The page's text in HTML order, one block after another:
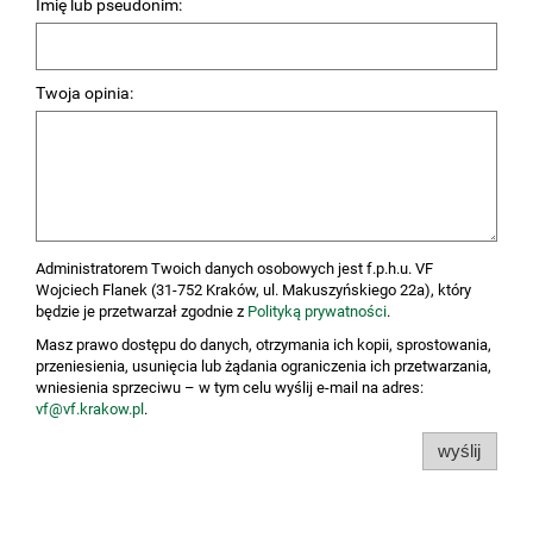
Imię lub pseudonim:
Twoja opinia:
Administratorem Twoich danych osobowych jest f.p.h.u. VF
Wojciech Flanek (31-752 Kraków, ul. Makuszyńskiego 22a), który
będzie je przetwarzał zgodnie z Polityką prywatności.
Masz prawo dostępu do danych, otrzymania ich kopii, sprostowania,
przeniesienia, usunięcia lub żądania ograniczenia ich przetwarzania,
wniesienia sprzeciwu – w tym celu wyślij e-mail na adres:
vf@vf.krakow.pl .
wyślij